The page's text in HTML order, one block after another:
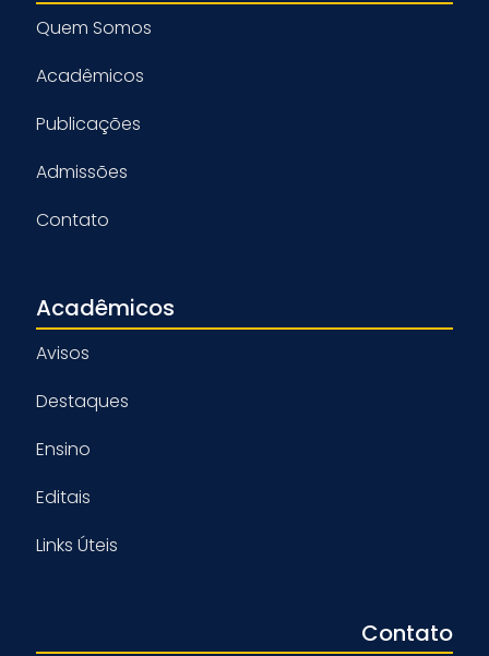
Quem Somos
Acadêmicos
Publicações
Admissões
Contato
Acadêmicos
Avisos
Destaques
Ensino
Editais
Links Úteis
Contato